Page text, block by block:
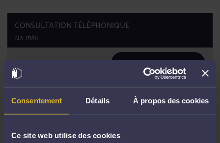
Consentement Détails À propos des cookies
Ce site web utilise des cookies
CONSULTATION TÉLÉPHONIQUE
(15 min)
35€ ttc DEMANDER UN RAPPEL
Afficher les disponibilités